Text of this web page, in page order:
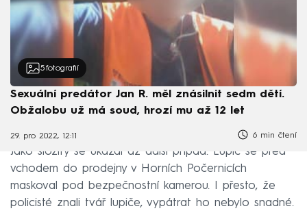
5 fotografií
Sexuální predátor Jan R. měl znásilnit sedm dětí.
Obžalobu už má soud, hrozí mu až 12 let
29. pro 2022, 12:11 6 min čtení
Jako složitý se ukázal až další případ. Lupič se před
vchodem do prodejny v Horních Počernicích
maskoval pod bezpečnostní kamerou. I přesto, že
policisté znali tvář lupiče, vypátrat ho nebylo snadné.